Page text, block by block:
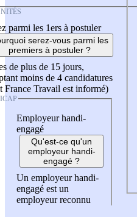
parmi les 1ers à postuler
serez-vous parmi les
premiers à postuler ?
de plus de 15 jours,
moins de 4 candidatures
France Travail est informé)
Employeur handi-
engagé
Qu'est-ce qu'un
employeur handi-
engagé ?
Un employeur handi-
engagé est un
employeur reconnu